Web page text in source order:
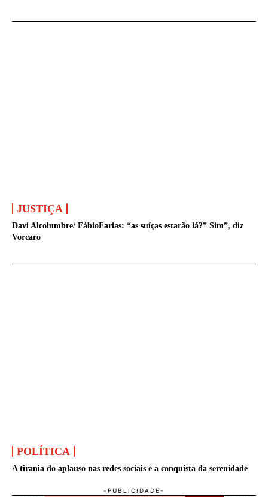
JUSTIÇA
Davi Alcolumbre/ FábioFarias: “as suíças estarão lá?” Sim”, diz
Vorcaro
POLÍTICA
A tirania do aplauso nas redes sociais e a conquista da serenidade